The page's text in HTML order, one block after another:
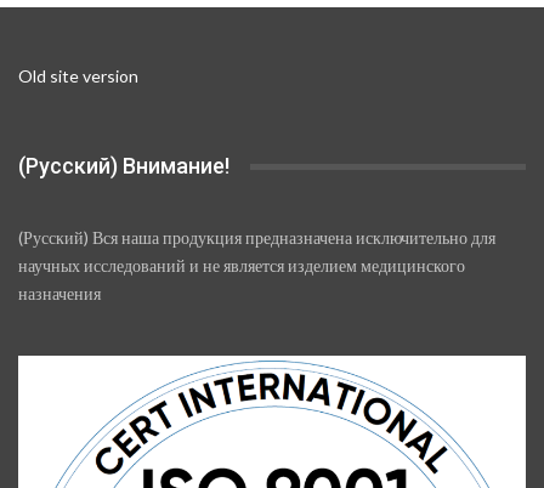
Old site version
(Русский) Внимание!
(Русский) Вся наша продукция предназначена исключительно для
научных исследований и не является изделием медицинского
назначения